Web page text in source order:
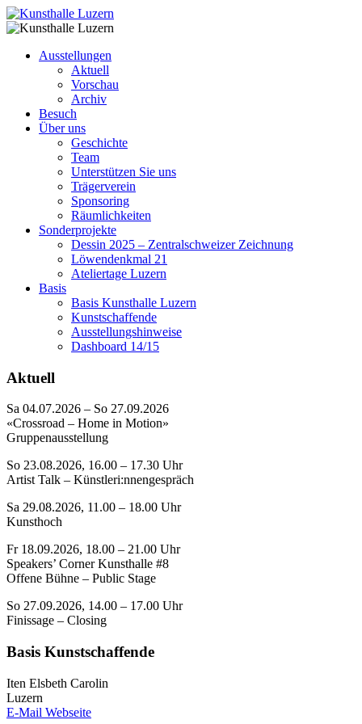
Ausstellungen
Aktuell
Vorschau
Archiv
Besuch
Über uns
Geschichte
Team
Unterstützen Sie uns
Trägerverein
Sponsoring
Räumlichkeiten
Sonderprojekte
Dessin 2025 – Zentralschweizer Zeichnung
Löwendenkmal 21
Ateliertage Luzern
Basis
Basis Kunsthalle Luzern
Kunstschaffende
Ausstellungshinweise
Dashboard 14/15
Aktuell
Sa 04.07.2026 – So 27.09.2026
«Crossroad – Home in Motion»
Gruppenausstellung
So 23.08.2026, 16.00 – 17.30 Uhr
Artist Talk – Künstleri:nnengespräch
Sa 29.08.2026, 11.00 – 18.00 Uhr
Kunsthoch
Fr 18.09.2026, 18.00 – 21.00 Uhr
Speakers’ Corner Kunsthalle #8
Offene Bühne – Public Stage
So 27.09.2026, 14.00 – 17.00 Uhr
Finissage – Closing
Basis Kunstschaffende
Iten Elsbeth Carolin
Luzern
E-Mail Webseite